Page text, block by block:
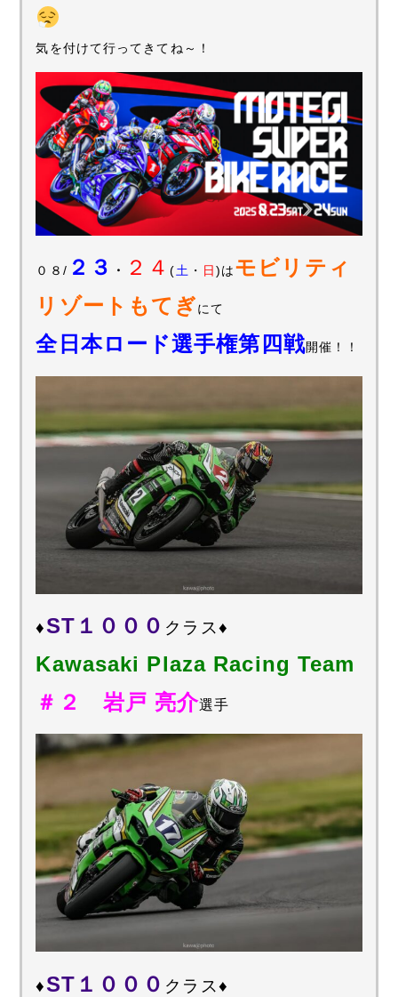
気を付けて行ってきてね～！
０８/ ２３ ・ ２４(土 ・ 日)はモビリティ
リゾートもてぎにて
全日本ロード選手権第四戦開催！！
♦ST１０００ クラス♦
Kawasaki Plaza Racing Team
＃２ 岩戸 亮介選手
♦ST１０００ クラス♦